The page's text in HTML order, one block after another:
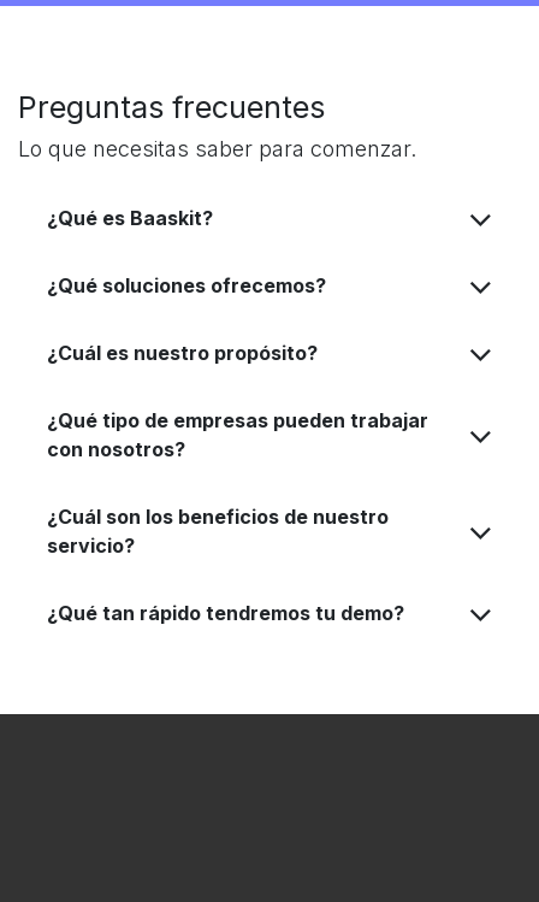
Preguntas frecuentes
Lo que necesitas saber para comenzar.
¿Qué es Baaskit?
¿Qué soluciones ofrecemos?
¿Cuál es nuestro propósito?
¿Qué tipo de empresas pueden trabajar
con nosotros?
¿Cuál son los beneficios de nuestro
servicio?
¿Qué tan rápido tendremos tu demo?